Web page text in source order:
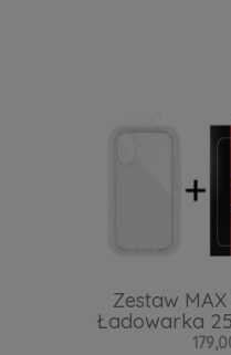
Zestaw MAX
Ładowarka